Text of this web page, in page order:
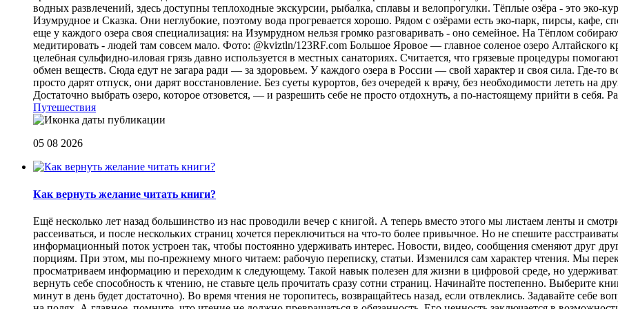
водных развлечений, здесь доступны теплоходные экскурсии, рыбалка, сплавы и велопрогулки. Тёплые озёра - это эко-
Изумрудное и Сказка. Они неглубокие, поэтому вода прогревается хорошо. Рядом с озёрами есть эко-парк, пирсы, кафе,
еще у каждого озера своя специализация: на Изумрудном нельзя громко разговаривать - оно семейное. На Тёплом
медитировать - людей там совсем мало. Фото: @kviztln/123RF.com Большое Яровое — главное соленое озеро Алтайского
целебная сульфидно-иловая грязь давно используется в местных санаториях. Считается, что грязевые процедуры
обмен веществ. Сюда едут не загара ради — за здоровьем. У каждого озера в России — свой характер и своя сила. Где-
просто дарят отпуск, они дарят восстановление. Без суеты курортов, без очередей к врачу, без необходимости лететь на
Достаточно выбрать озеро, которое отзовется, — и разрешить себе не просто отдохнуть, а по-настоящему прийти в себя.
Путешествия
05 08 2026
Как вернуть желание читать книги?
Eщё несколько лет назад большинство из нас проводили вечер с книгой. А теперь вместо этого мы листаем ленты и
рассеиваться, и после нескольких страниц хочется переключиться на что-то более привычное. Но не спешите
информационный поток устроен так, чтобы постоянно удерживать интерес. Новости, видео, сообщения сменяют друг
порциям. При этом, мы по-прежнему много читаем: рабочую переписку, статьи. Изменился сам характер чтения. Мы
просматриваем информацию и переходим к следующему. Такой навык полезен для жизни в цифровой среде, но
вернуть себе способность к чтению, не ставьте цель прочитать сразу сотни страниц. Начинайте постепенно. Выберите
минут в день будет достаточно). Во время чтения не торопитесь, возвращайтесь назад, если отвлеклись. Задавайте себе